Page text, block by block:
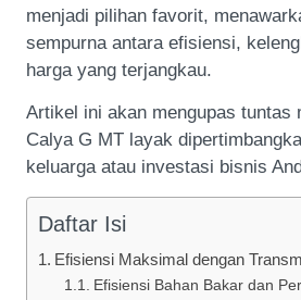
menjadi pilihan favorit,
sempurna antara efisiensi,
harga yang terjangkau.
Artikel ini akan mengupas tuntas
Calya G MT layak
keluarga atau investasi bisnis
Daftar Isi
Efisiensi Maksimal dengan
Efisiensi Bahan Bakar dan